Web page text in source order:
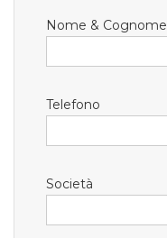
Nome & Cognome
Telefono
Società